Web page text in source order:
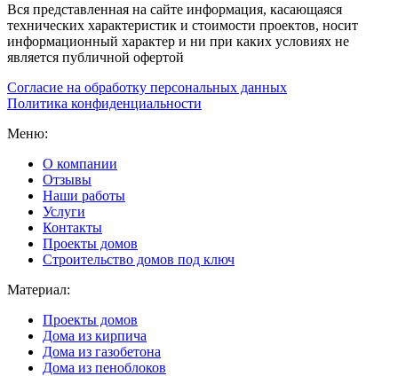
Вся представленная на сайте информация, касающаяся
технических характеристик и стоимости проектов, носит
информационный характер и ни при каких условиях не
является публичной офертой
Согласие на обработку персональных данных
Политика конфиденциальности
Меню:
О компании
Отзывы
Наши работы
Услуги
Контакты
Проекты домов
Строительство домов под ключ
Материал:
Проекты домов
Дома из кирпича
Дома из газобетона
Дома из пеноблоков